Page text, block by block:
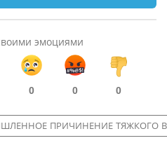
эмоциями
0 0 0
ПРИЧИНЕНИЕ ТЯЖКОГО